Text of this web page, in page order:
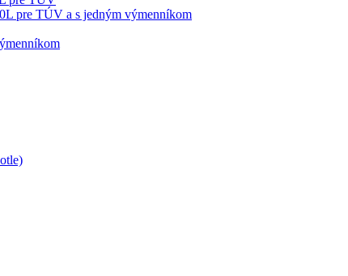
pre TÚV a s jedným výmenníkom